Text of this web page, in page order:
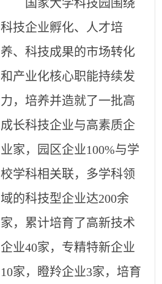
国家大学科技园围绕
科技企业孵化、人才培
养、科技成果的市场转化
和产业化核心职能持续发
力，培养并造就了一批高
成长科技企业与高素质企
业家，园区企业100%与学
校学科相关联，多学科领
域的科技型企业达200余
家，累计培育了高新技术
企业40家，专精特新企业
10家，瞪羚企业3家，培育